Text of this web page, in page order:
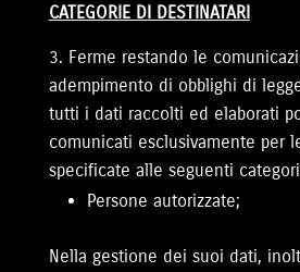
CATEGORIE DI DESTINATARI
Ferme restando le
adempimento di obblighi di
tutti i dati raccolti ed elaborati
comunicati esclusivamente per
specificate alle seguenti
Persone autorizzate;
Nella gestione dei suoi dati,